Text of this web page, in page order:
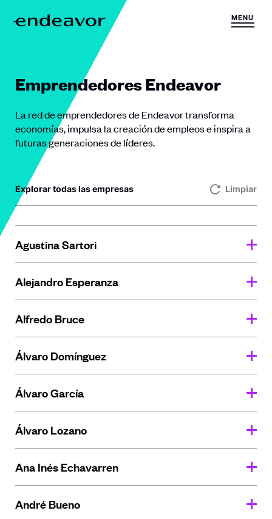
H
e
MENU
Emprendedores Endeavor
La red de emprendedores de Endeavor transforma
economías, impulsa la creación de empleos e inspira a
futuras generaciones de líderes.
Explorar todas las empresas Limpiar
Agustina Sartori
Alejandro Esperanza
Alfredo Bruce
Álvaro Domínguez
Álvaro García
Álvaro Lozano
Ana Inés Echavarren
André Bueno